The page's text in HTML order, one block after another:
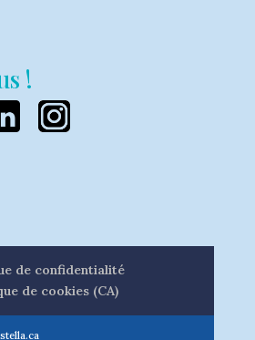
!
de confidentialité
de cookies (CA)